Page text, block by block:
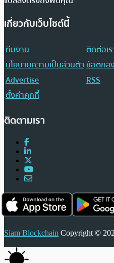
เกี่ยวกับเว็บไซต์นี้
ทีมงาน
ติดต่อเ
นโยบายความเป็นส่วนตัวข้อตกล
Advertise
RSS
ตั้งค่าคุกกี้
ติดตามเรา
Siam Blockchain Copyright ©